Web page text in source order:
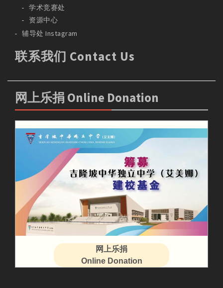
学术竞赛处
资源中心
辅导处 Instagram
联系我们 Contact Us
网上乐捐 Online Donation
网上乐捐
Online Donation